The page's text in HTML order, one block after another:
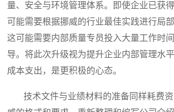
量、安全与环境管理体系。即使企业已获
可能需要根据挪威的行业最佳实践进行局
这可能需要内部质量专员投入大量工作时
导。将此次升级视为提升企业内部管理水
成本支出，是更积极的心态。
技术文件与业绩材料的准备同样耗费资